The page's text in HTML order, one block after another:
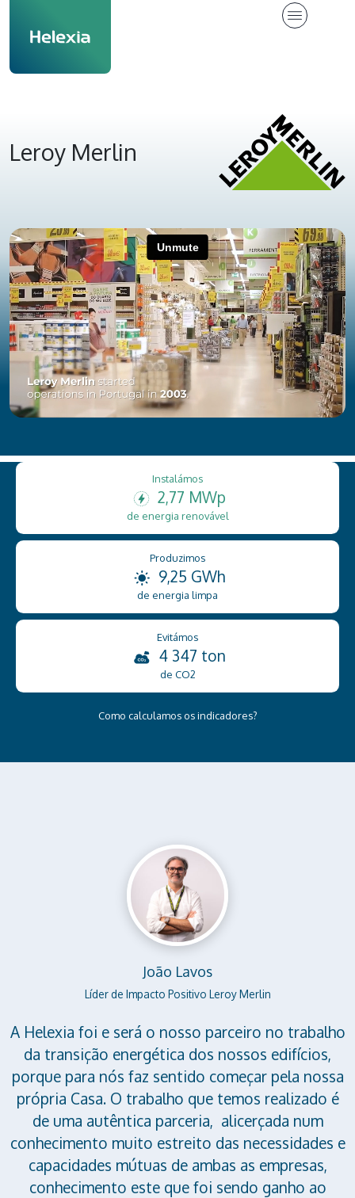
Leroy Merlin
Instalámos
2,77 MWp
de energia renovável
Produzimos
9,25 GWh
de energia limpa
Evitámos
4 347 ton
de CO2
Como calculamos os indicadores?
João Lavos
Líder de Impacto Positivo Leroy Merlin
A Helexia foi e será o nosso parceiro no trabalho
da transição energética dos nossos edifícios,
porque para nós faz sentido começar pela nossa
própria Casa. O trabalho que temos realizado é
de uma autêntica parceria, alicerçada num
conhecimento muito estreito das necessidades e
capacidades mútuas de ambas as empresas,
conhecimento este que foi sendo ganho ao